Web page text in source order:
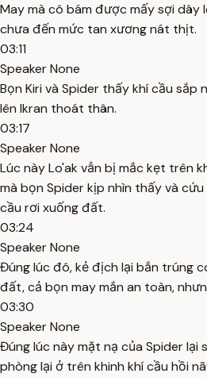
May mà cô bám được mấy sợi dây
chưa đến mức tan xương nát thịt.
03:11
Speaker None
Bọn Kiri và Spider thấy khí cầu sắp
lên Ikran thoát thân.
03:17
Speaker None
Lúc này Lo'ak vẫn bị mắc kẹt trên
mà bọn Spider kịp nhìn thấy và
cầu rơi xuống đất.
03:24
Speaker None
Đúng lúc đó, kẻ địch lại bắn trúng
đất, cả bọn may mắn an toàn,
03:30
Speaker None
Đúng lúc này mặt nạ của Spider lại
phòng lại ở trên khinh khí cầu hồi